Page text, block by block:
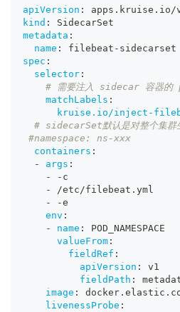
apiVersion :
apps.kruise.io/
kind :
SidecarSet
metadata :
name : filebeat - sidecarset
spec :
selector :
# 需要注入 sidecar 容器
matchLabels :
kruise.io/inject-
# sidecarSet默认是对整个集群
#namespace: ns-xxx
containers :
-
args :
-
- c
-
/etc/filebeat.yml
-
-e
env :
-
name :
POD_NAMESPACE
valueFrom :
fieldRef :
apiVersion :
v1
fieldPath :
image :
livenessProbe :